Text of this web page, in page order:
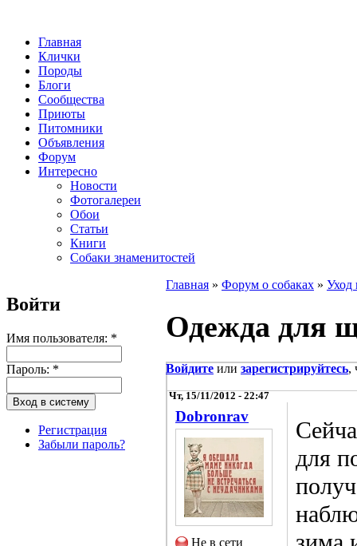
Главная
Клички
Породы
Блоги
Сообщества
Приюты
Питомники
Объявления
Форум
Интересно
Новости
Фотогалереи
Обои
Статьи
Книги
Собаки знаменитостей
Войти
Имя пользователя: *
Пароль: *
Регистрация
Забыли пароль?
Главная » Форум о собаках » Уход
Одежда для
Войдите или зарегистрируйтесь,
Чт, 15/11/2012 - 22:47
Dobronrav
Не в сети
для